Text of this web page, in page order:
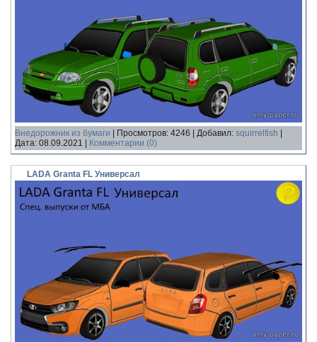
Внедорожник из бумаги | Просмотров: 4246 | Добавил: squirrelfish |
Дата: 08.09.2021 | Комментарии (0)
LADA Granta FL Универсал